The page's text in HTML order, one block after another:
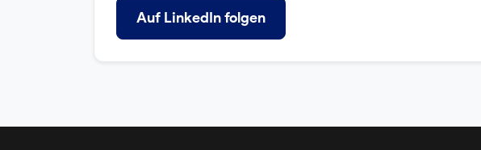
Auf LinkedIn folgen